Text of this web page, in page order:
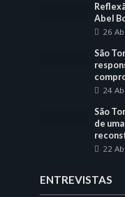
Abel
26
São
24
São
de
22
ENTREVISTAS